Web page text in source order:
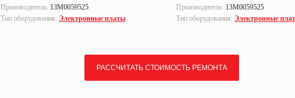
Производитель: 13M0059525
Тип оборудования: Электронные платы
Производитель: 13M0059525
Тип оборудования: Электронные
РАССЧИТАТЬ СТОИМОСТЬ РЕМОНТА